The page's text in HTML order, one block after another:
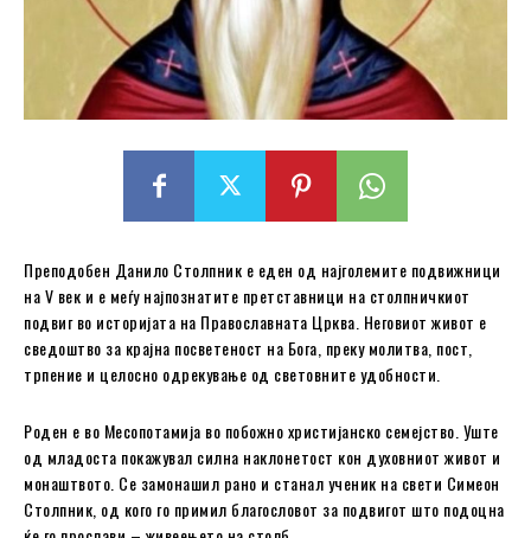
Преподобен Данило Столпник е еден од најголемите подвижници
на V век и е меѓу најпознатите претставници на столпничкиот
подвиг во историјата на Православната Црква. Неговиот живот е
сведоштво за крајна посветеност на Бога, преку молитва, пост,
трпение и целосно одрекување од световните удобности.
Роден е во Месопотамија во побожно христијанско семејство. Уште
од младоста покажувал силна наклонетост кон духовниот живот и
монаштвото. Се замонашил рано и станал ученик на свети Симеон
Столпник, од кого го примил благословот за подвигот што подоцна